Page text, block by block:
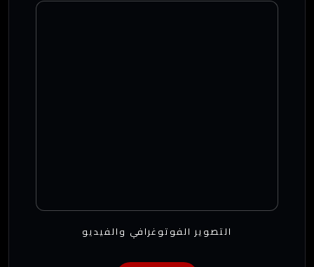
التصوير الفوتوغرافي والفيديو